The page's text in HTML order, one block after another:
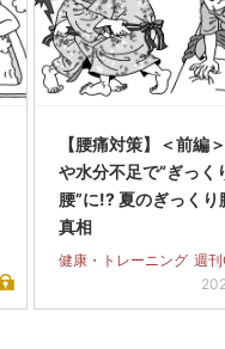
【腰痛対策】＜前編
や水分不足で“ぎっく
腰”に!? 夏のぎっくり
真相
健康・トレーニング 週